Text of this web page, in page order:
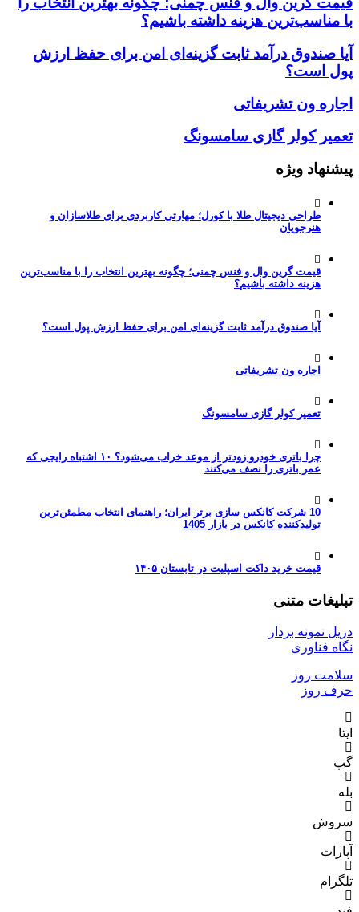
با مناسب‌ترین هزینه داشته باشیم؟
آیا صندوق درآمد ثابت گزینه‌ای امن برای حفظ ارزش
پول است؟
اجاره ون تشریفاتی
تعمیر کولر گازی سامسونگ
پیشنهاد ویژه
طراحی دیجیتال طلا با کورل؛ مهارتی کاربردی برای طلاسازان و
هنرجویان
قیمت گرین وال و فنس چمنی؛ چگونه بهترین انتخاب را با مناسب‌ترین
هزینه داشته باشیم؟
آیا صندوق درآمد ثابت گزینه‌ای امن برای حفظ ارزش پول است؟
اجاره ون تشریفاتی
تعمیر کولر گازی سامسونگ
چرا باتری خودرو زودتر از موعد خراب می‌شود؟ ۱۰ اشتباه رایجی که
عمر باتری را نصف می‌کنند
10 شرکت کانکس سازی برتر ایران؛ راهنمای انتخاب مطمئن‌ترین
تولیدکننده کانکس در بازار 1405
قیمت خرید داکت اسپلیت در تابستان ۱۴۰۵
تبلیغات متنی
دریل نمونه بردار
نگاه فناوری
سلامت روز
حرف روز
ایتا
گپ
بله
سروش
آپارات
تلگرام